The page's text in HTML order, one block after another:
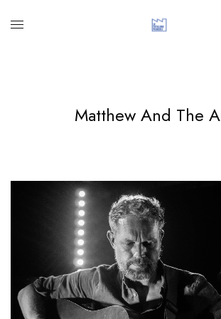
Matthew And The